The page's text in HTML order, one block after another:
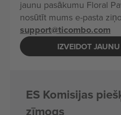
jaunu pasākumu Floral
nosūtīt mums e-pasta
support@ticombo.com
IZVEIDOT
ES Komisijas
zīmogs